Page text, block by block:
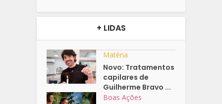
+ LIDAS
Matéria
Novo: Tratamentos
capilares de
Guilherme Bravo ...
Boas Ações